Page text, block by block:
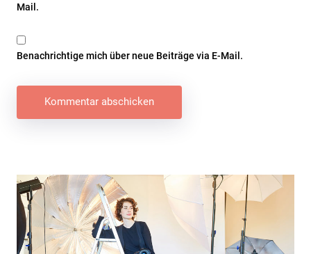
Mail.
Benachrichtige mich über neue Beiträge via E-Mail.